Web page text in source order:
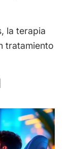
la terapia
tratamiento